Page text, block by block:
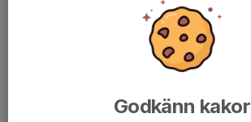
Godkänn kakor